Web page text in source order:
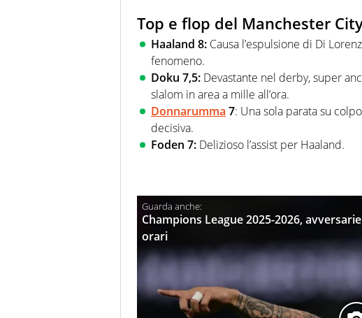
Top e flop del Manchester
Haaland 8: Causa l’espulsione di Di
fenomeno.
Doku 7,5: Devastante nel derby, super
slalom in area a mille all’ora.
Donnarumma 7: Una sola parata su
decisiva.
Foden 7: Delizioso l’assist per Haaland.
Champions League 2025-2026,
orari